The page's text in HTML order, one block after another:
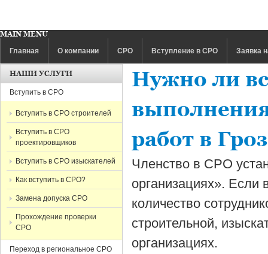
MAIN MENU
Главная
О компании СРО Вступление в СРО Заявка
Нужно ли
работ в
Членство в СРО
организациях». Если
количество
строительной,
организациях.
НАШИ УСЛУГИ
Вступить в СРО
Вступить в СРО строителей
Вступить в СРО
проектировщиков
Вступить в СРО изыскателей
Как вступить в СРО?
Замена допуска СРО
Прохождение проверки
СРО
Переход в региональное СРО